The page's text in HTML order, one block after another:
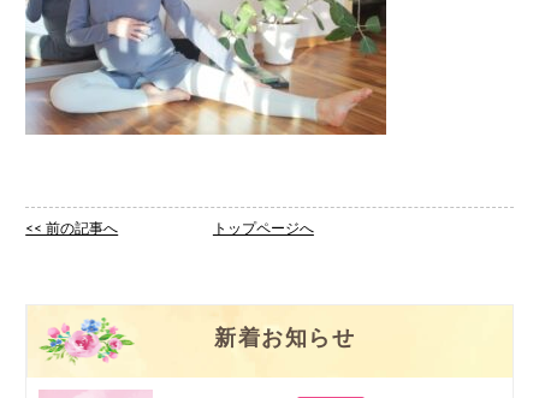
<< 前の記事へ トップページへ
新着お知らせ